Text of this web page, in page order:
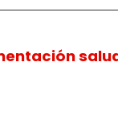
ascendido
de
franquicia
al